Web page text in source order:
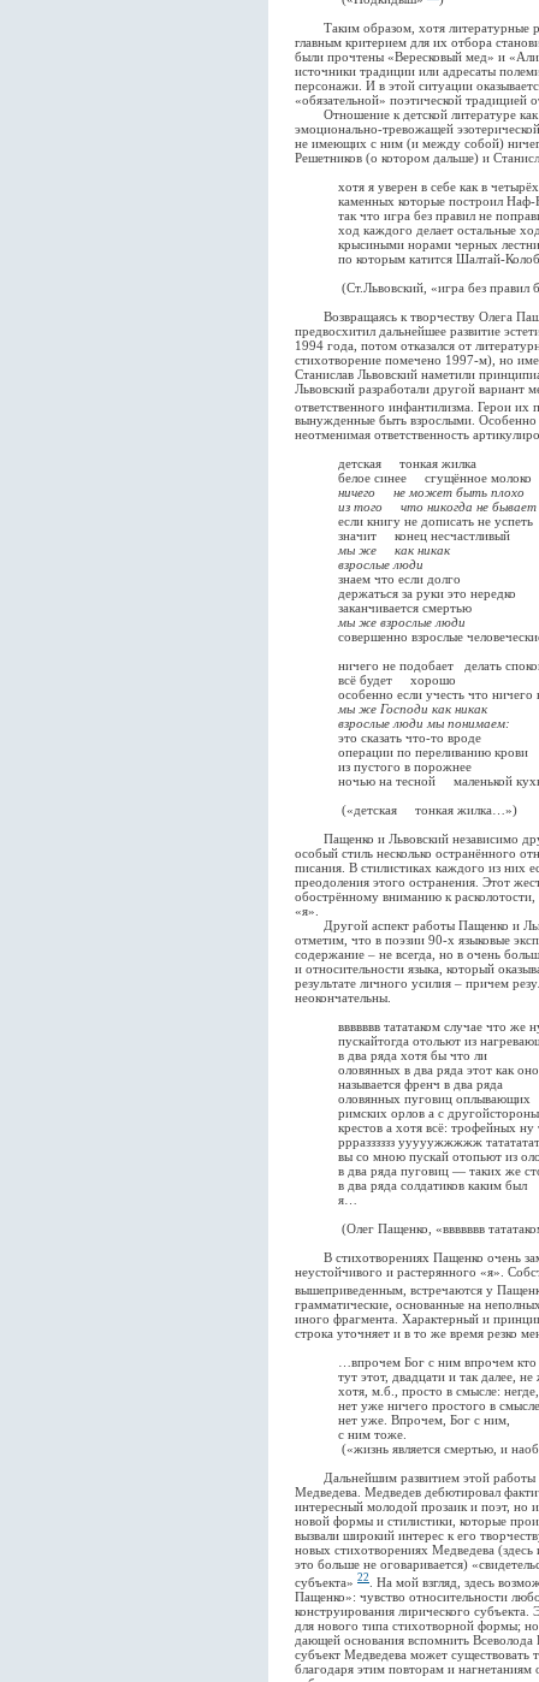
Таким образом, хотя литературные
главным критерием для их отбора
были прочтены «Вересковый мед» и
источники традиции или адресаты
персонажи. И в этой ситуации
«обязательной» поэтической
Отношение к детской литературе как
эмоционально-тревожащей
не имеющих с ним (и между собой)
Решетников (о котором дальше) и
хотя я уверен в себе как в четырёх
каменных которые построил Наф-
так что игра без правил не
ход каждого делает остальные
крысиными норами черных
по которым катится Шалтай-
(Ст.Львовский, «игра без правил
Возвращаясь к творчеству Олега
предвосхитил дальнейшее развитие
1994 года, потом отказался от
стихотворение помечено 1997-м), но
Станислав Львовский наметили
Львовский разработали другой
ответственного инфантилизма. Герои их
вынужденные быть взрослыми.
неотменимая ответственность
детская тонкая жилка
белое синее сгущённое молоко
ничего не может быть плохо
из того что никогда не бывает
если книгу не дописать не успеть
значит конец несчастливый
мы же как никак
взрослые люди
знаем что если долго
держаться за руки это нередко
заканчивается смертью
мы же взрослые люди
совершенно взрослые
ничего не подобает делать
всё будет хорошо
особенно если учесть что ничего
мы же Господи как никак
взрослые люди мы понимаем:
это сказать что-то вроде
операции по переливанию крови
из пустого в порожнее
ночью на тесной маленькой
(«детская тонкая жилка…»)
Пащенко и Львовский независимо
особый стиль несколько остранённого
писания. В стилистиках каждого из них
преодоления этого остранения. Этот
обострённому вниманию к
«я».
Другой аспект работы Пащенко и
отметим, что в поэзии 90-х языковые
содержание – не всегда, но в очень
и относительности языка, который
результате личного усилия – причем
неокончательны.
ввввввв тататаком случае что же
пускайтогда отольют из
в два ряда хотя бы что ли
оловянных в два ряда этот как оно
называется френч в два ряда
оловянных пуговиц оплывающих
римских орлов а с другойстороны
крестов а хотя всё: трофейных ну
ррразззззз ууууужжжжж
вы со мною пускай отопьют из
в два ряда пуговиц — таких же
в два ряда солдатиков каким был
я…
(Олег Пащенко, «ввввввв
В стихотворениях Пащенко очень
неустойчивого и растерянного «я».
вышеприведенным, встречаются у
грамматические, основанные на
иного фрагмента. Характерный и
строка уточняет и в то же время резко
…впрочем Бог с ним впрочем кто
тут этот, двадцати и так далее, не
хотя, м.б., просто в смысле: негде,
нет уже ничего простого в смысле
нет уже. Впрочем, Бог с ним,
с ним тоже.
(«жизнь является смертью, и
Дальнейшим развитием этой работы с
Медведева. Медведев дебютировал
интересный молодой прозаик и поэт, но
новой формы и стилистики, которые
вызвали широкий интерес к его
новых стихотворениях Медведева
это больше не оговаривается)
субъекта» 22
. На мой взгляд, здесь
Пащенко»: чувство относительности
конструирования лирического
для нового типа стихотворной формы;
дающей основания вспомнить
субъект Медведева может существовать
благодаря этим повторам и нагнетаниям